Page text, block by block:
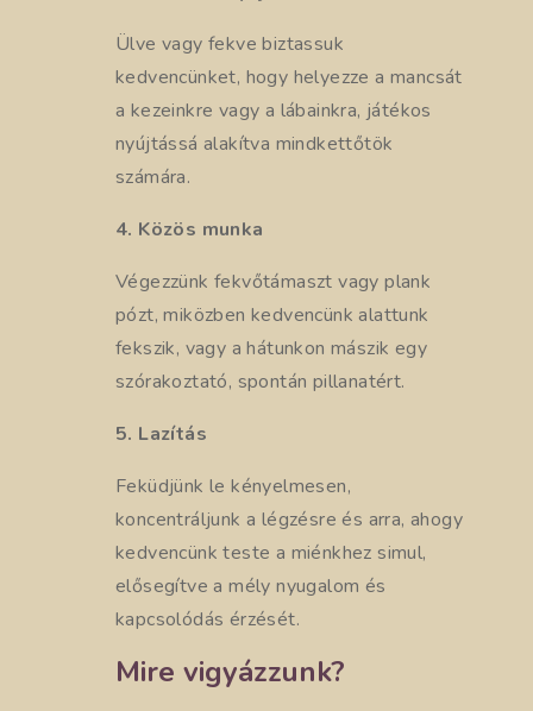
Ülve vagy fekve biztassuk
kedvencünket, hogy helyezze a mancsát
a kezeinkre vagy a lábainkra, játékos
nyújtássá alakítva mindkettőtök
számára.
4. Közös munka
Végezzünk fekvőtámaszt vagy plank
pózt, miközben kedvencünk alattunk
fekszik, vagy a hátunkon mászik egy
szórakoztató, spontán pillanatért.
5. Lazítás
Feküdjünk le kényelmesen,
koncentráljunk a légzésre és arra, ahogy
kedvencünk teste a miénkhez simul,
elősegítve a mély nyugalom és
kapcsolódás érzését.
Mire vigyázzunk?